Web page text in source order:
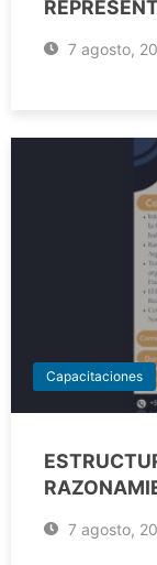
7 agosto,
Capacitaciones
7 agosto,